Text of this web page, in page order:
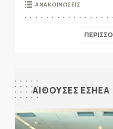
ΑΝΑΚΟΙΝΩΣΕΙΣ
ΑΙΘΟΥΣΕΣ ΕΣΗΕΑ